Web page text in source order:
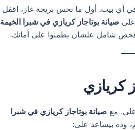
أي بيت. أول ما تحس بريحة غاز، اقفل
صيانة بوتاجاز كريازي في شبرا الخيمة
فحص شامل علشان يطمنوا على أمانك.
كريازي
مع صيانة بوتاجاز كريازي في شبرا
وده بيساعد على: